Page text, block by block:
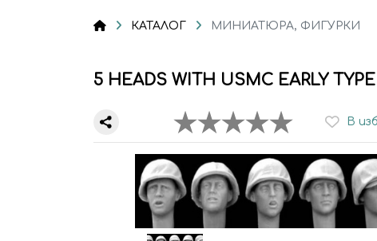
КАТАЛОГ МИНИАТЮРА, ФИГУРКИ
5 HEADS WITH USMC EARLY
В